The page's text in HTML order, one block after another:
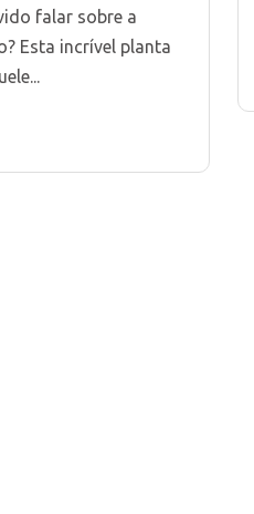
falar sobre a
Esta incrível planta